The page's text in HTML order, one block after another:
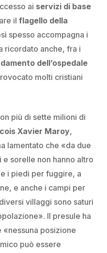
ai servizi di base
ilflagello della
spesso accompagna i
ricordato anche, fra i
dell’ospedale
molti cristiani
più di sette milioni di
Xavier Maroy,
lamentato che «da due
sorelle non hanno altro
i piedi per fuggire, a
e anche i campi per
villaggi sono saturi
Il presule ha
«nessuna posizione
può essere